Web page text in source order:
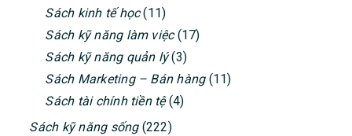
Sách kinh tế học(11)
Sách kỹ năng làm việc(17)
Sách kỹ năng quản lý(3)
Sách Marketing – Bán hàng(11)
Sách tài chính tiền tệ(4)
Sách kỹ năng sống(222)